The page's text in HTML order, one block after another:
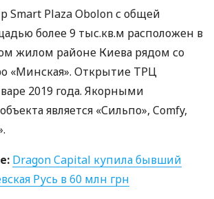
Smart Plaza Obolon с общей
более 9 тыс.кв.м расположен в
жилом районе Киева рядом со
«Минская». Открытие ТРЦ
2019 года. Якорными
является «Сильпо», Comfy,
Dragon Capital купила бывший
Русь в 60 млн грн